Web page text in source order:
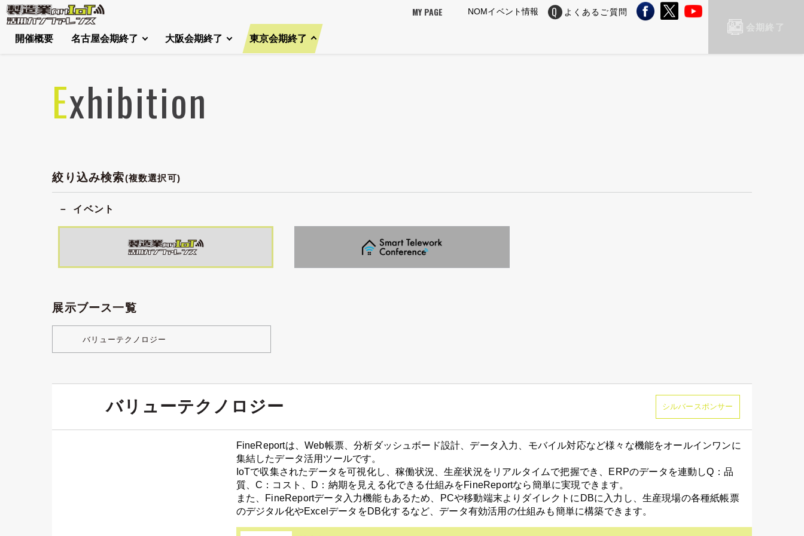
MY PAGE NOMイベント情報 よくあるご質問
開催概要
名古屋会期終了 大阪会期終了 東京会期終了
Exhibition
絞り込み検索(複数選択可)
イベント
展示ブース一覧
バリューテクノロジー
バリューテクノロジー シルバースポンサー
FineReportは、Web帳票、分析ダッシュボード設計、データ入力、モバイル対応など様々な機能をオールインワンに
集結したデータ活用ツールです。
IoTで収集されたデータを可視化し、稼働状況、生産状況をリアルタイムで把握でき、ERPのデータを連動しQ：品
質、C：コスト、D：納期を見える化できる仕組みをFineReportなら簡単に実現できます。
また、FineReportデータ入力機能もあるため、PCや移動端末よりダイレクトにDBに入力し、生産現場の各種紙帳票
のデジタル化やExcelデータをDB化するなど、データ有効活用の仕組みも簡単に構築できます。